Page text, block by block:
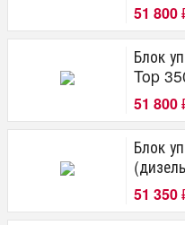
51 800
Блок
Top
51 800
Блок
51 350